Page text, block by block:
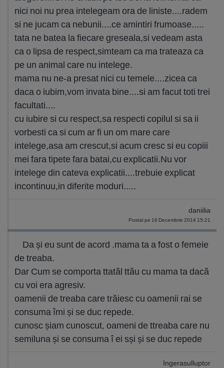
nici noi nu prea intelegeam ora de liniste....radem
si ne jucam ca nebunii....ce amintiri frumoase.....
tata ne batea la fiecare greseala,si vedeam asta
ca o lipsa de respect,simteam ca ma trateaza ca
pe un animal care nu intelege.
mama nu ne-a presat nici cu temele....zicea ca
daca o iubim,vom invata bine....si am facut toti trei
facultati....
cu iubire si cu respect,sa respecti copilul si sa ii
vorbesti ca si cum ar fi un om mare care
intelege,asa am crescut,si acum cresc si eu copiii
mei fara tipete fara batai,cu explicatii.Nu vor
intelege din cateva explicatii....trebuie explicat
incontinuu,in diferite moduri.....
daniilia
Postat pe 16 Decembrie 2014 15:21
Da și eu sunt de acord .mama ta a fost o femeie
de treaba.
Dar Cum se comporta ttatăl ttău cu mama ta dacă
cu voi era agresiv.
oamenii de treaba care trăiesc cu oamenii rai se
consuma îmi și se duc repede.
cunosc șiam cunoscut, oameni de ttreaba care nu
semiluna și se consuma î ei sși și se duc repede
Ingerasulluptor